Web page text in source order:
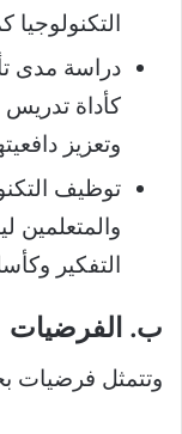
دراسة مدى
كأداة
وتعزيز
توظيف
التفكير
ب. الفرضيات
وتتمثل فرضيات